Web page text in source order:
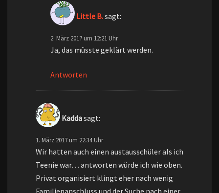
Little B.sagt:
2. März 2017 um 12:21 Uhr
Ja, das müsste geklärt werden.
Antworten
Kaddasagt:
1. März 2017 um 22:34 Uhr
Wir hatten auch einen austausschüler als ich
Teenie war… antworten würde ich wie oben.
Privat organisiert klingt eher nach wenig